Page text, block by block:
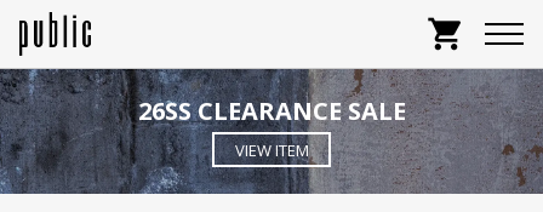
shopping_cart
26SS CLEARANCE SALE
VIEW ITEM